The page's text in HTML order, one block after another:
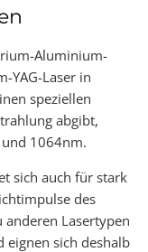
Aluminium-
YAG-Laser in
speziellen
abgibt,
1064nm.
sich auch für stark
des
anderen Lasertypen
eignen sich deshalb